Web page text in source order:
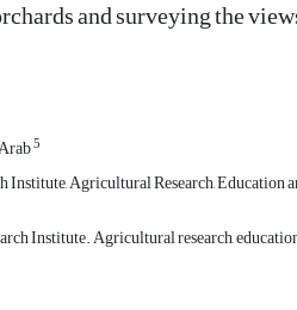
and surveying the
5
Agricultural Research, Education
Institute. Agricultural research,